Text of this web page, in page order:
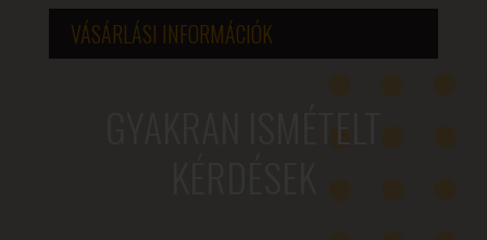
VÁSÁRLÁSI INFORMÁCIÓK
GYAKRAN ISMÉTELT